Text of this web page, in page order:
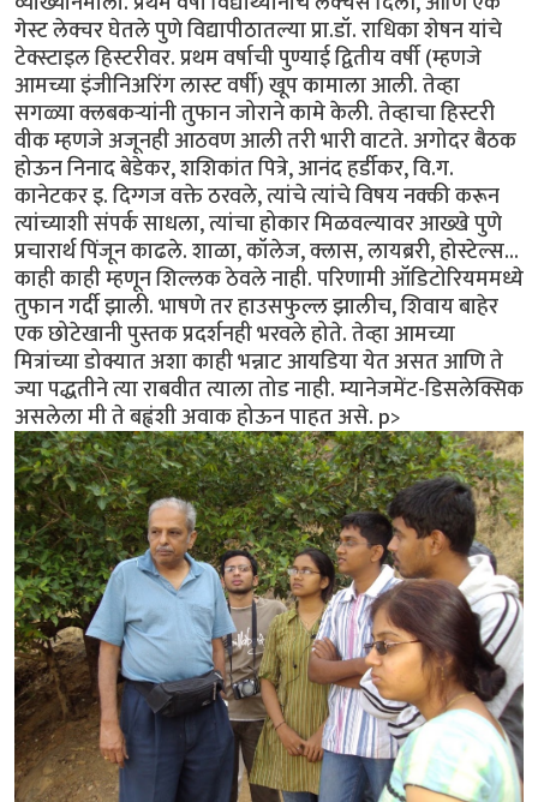
गेस्ट लेक्चर घेतले पुणे विद्यापीठातल्या प्रा.डॉ. राधिका शेषन यांचे
टेक्स्टाइल हिस्टरीवर. प्रथम वर्षाची पुण्याई द्वितीय वर्षी (म्हणजे
आमच्या इंजीनिअरिंग लास्ट वर्षी) खूप कामाला आली. तेव्हा
सगळ्या क्लबकर्‍यांनी तुफान जोराने कामे केली. तेव्हाचा हिस्टरी
वीक म्हणजे अजूनही आठवण आली तरी भारी वाटते. अगोदर बैठक
होऊन निनाद बेडेकर, शशिकांत पित्रे, आनंद हर्डीकर, वि.ग.
कानेटकर इ. दिग्गज वक्ते ठरवले, त्यांचे त्यांचे विषय नक्की करून
त्यांच्याशी संपर्क साधला, त्यांचा होकार मिळवल्यावर आख्खे पुणे
प्रचारार्थ पिंजून काढले. शाळा, कॉलेज, क्लास, लायब्ररी, होस्टेल्स...
काही काही म्हणून शिल्लक ठेवले नाही. परिणामी ऑडिटोरियममध्ये
तुफान गर्दी झाली. भाषणे तर हाउसफुल्ल झालीच, शिवाय बाहेर
एक छोटेखानी पुस्तक प्रदर्शनही भरवले होते. तेव्हा आमच्या
मित्रांच्या डोक्यात अशा काही भन्नाट आयडिया येत असत आणि ते
ज्या पद्धतीने त्या राबवीत त्याला तोड नाही. म्यानेजमेंट-डिसलेक्सिक
असलेला मी ते बह्वंशी अवाक होऊन पाहत असे. p>